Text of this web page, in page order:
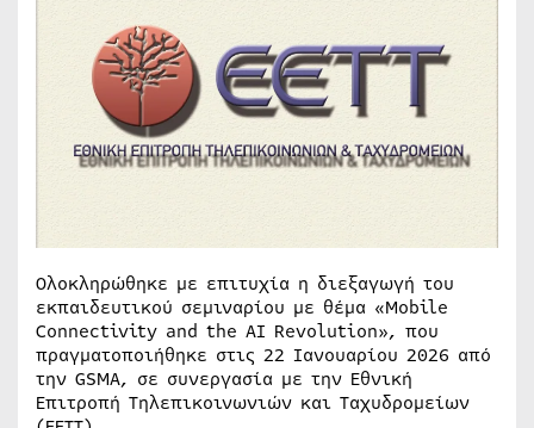
Ολοκληρώθηκε με επιτυχία η διεξαγωγή του
εκπαιδευτικού σεμιναρίου με θέμα «Mobile
Connectivity and the AI Revolution», που
πραγματοποιήθηκε στις 22 Ιανουαρίου 2026 από
την GSMA, σε συνεργασία με την Εθνική
Επιτροπή Τηλεπικοινωνιών και Ταχυδρομείων